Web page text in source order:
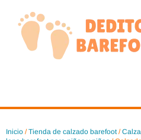
contenido
Inicio /Tienda de calzado barefoot/